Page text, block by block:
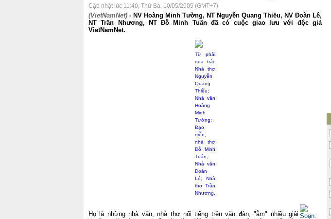
Cập nhật lúc 11:40, Thứ Ba, 10/05/2005 (GMT+7)
(VietNamNet) - NV Hoàng Minh Tường, NT Nguyễn Quang Thiều, NV Đoàn Lê,
NT Trần Nhương, NT Đỗ Minh Tuấn đã có cuộc giao lưu với độc giả
VietNamNet.
Từ phải
qua trái:
Nhà thơ
Nguyễn
Quang
Thiều;
Nhà văn
Hoàng
Minh
Tường;
Đạo
diễn,
nhà thơ
Đỗ Minh
Tuấn;
Nhà văn
Đoàn
Lê; Nhà
thơ Trần
Nhương.
Họ là những nhà văn, nhà thơ nổi tiếng trên văn đàn, "ẵm" nhiều giải